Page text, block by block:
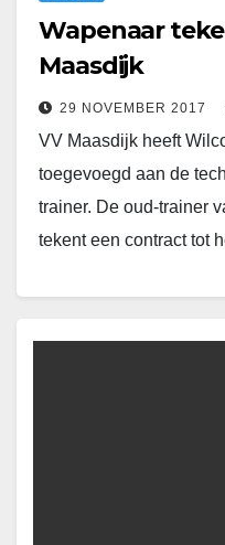
Wapenaar
Maasdijk
29 NOVEMBER 2017
VV Maasdijk heeft
toegevoegd aan de
trainer. De oud-trainer
tekent een contract tot